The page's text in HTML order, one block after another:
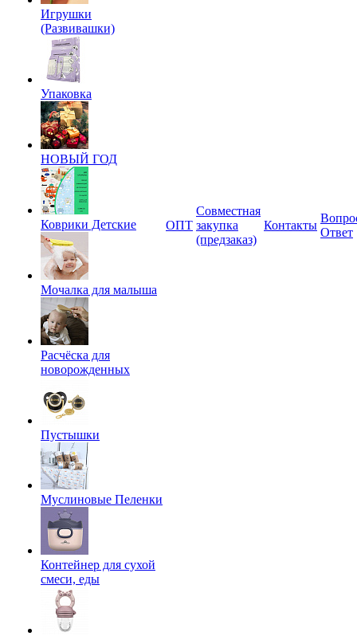
Игрушки
(Развивашки)
Упаковка
НОВЫЙ ГОД
Коврики Детские
Мочалка для малыша
Расчёска для
новорожденных
Пустышки
Муслиновые Пеленки
Контейнер для сухой
смеси, еды
ОПТ
Совместная
закупка
(предзаказ)
Контакты
Ответ